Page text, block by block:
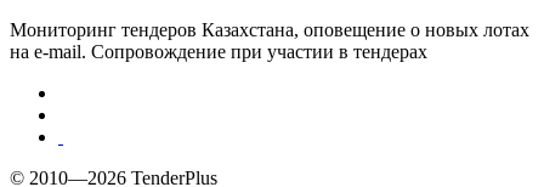
Мониторинг тендеров Казахстана, оповещение о новых лотах
на e-mail. Сопровождение при участии в тендерах
© 2010—2026 TenderPlus